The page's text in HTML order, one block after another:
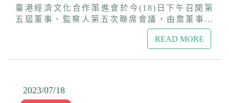
伍，辦理第二屆足球賽，就是希望把足球團隊合
作的精神傳承下去，深化臺港兩地人民的友誼。
策進會董事長詹志宏緊接著與秘書長盧長水、中
華女足總教練陳曉明共同參加開球儀式，其後由8
支臺港勁旅分組競技；其中表演性質的學生組由
臺灣學生隊勝出，而緊接著登場的成人組分甲乙
北港澳隊獲得，實至名歸，並由盧長水秘書長、
臺港經濟文化合作策進會於今(18)日下午召開第
五屆董事、監察人第五次聯席會議，由詹董事長
志宏主持。本次會議討論通過113年度的業務計
畫暨預算、李董事麗珍兼任經合會召集人、策進
項臺港經貿、文化交流及關懷協助在臺港人適應
生活之系列活動，也緊鑼密鼓地展開，期盼藉由
READ MORE
2023/07/18